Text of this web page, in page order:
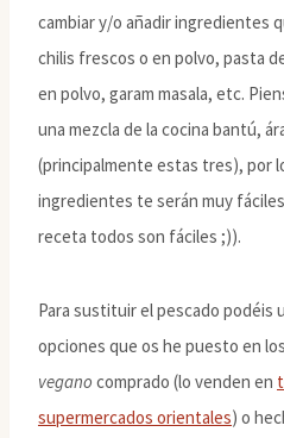
cambiar y/o añadir ingredientes
chilis frescos o en polvo, pasta
en polvo, garam masala, etc.
una mezcla de la cocina bantú,
(principalmente estas tres), por
ingredientes te serán muy
receta todos son fáciles ;)).
Para sustituir el pescado podéis
opciones que os he puesto en
vegano comprado (lo venden en
supermercados orientales) o